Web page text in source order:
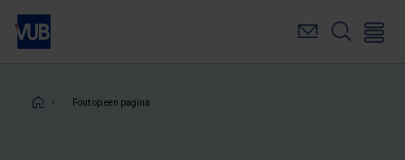
Overslaan
naar
inhoudKruimelpad
Fout op een pagina